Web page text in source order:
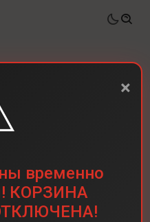
×
временно
КОРЗИНА